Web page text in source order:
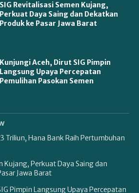
SIG Revitalisasi Semen Kujang,
Perkuat Daya Saing dan Dekatkan
Produk ke Pasar Jawa Barat
Kunjungi Aceh, Dirut SIG Pimpin
Langsung Upaya Percepatan
Pemulihan Pasokan Semen
Triliun, Hana Bank Raih Pertumbuhan
Kujang, Perkuat Daya Saing dan
Jawa Barat
Pimpin Langsung Upaya Percepatan